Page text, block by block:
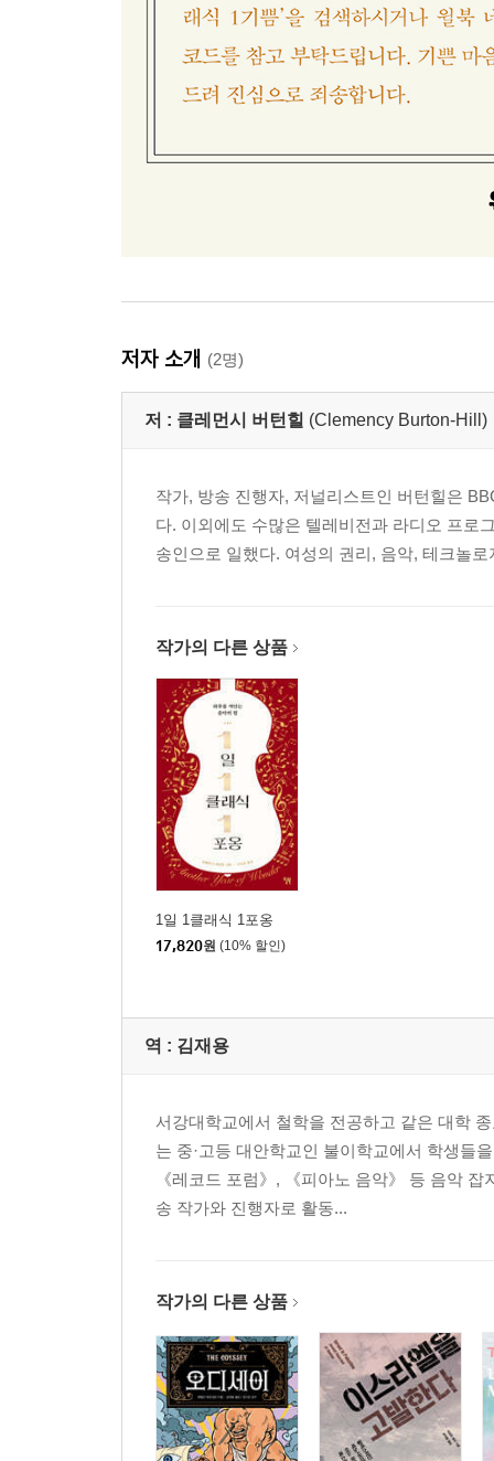
저자 소개 (2명)
저 : 클레먼시 버턴힐 (Clemency Burton-Hill)
작가, 방송 진행자, 저널리스트인 버턴힐은
다. 이외에도 수많은 텔레비전과 라디오 프로
송인으로 일했다. 여성의 권리, 음악, 테크놀
작가의 다른 상품
1일 1클래식 1포옹
17,820원 (10% 할인)
역 : 김재용
서강대학교에서 철학을 전공하고 같은 대학
는 중·고등 대안학교인 불이학교에서 학생들
《레코드 포럼》, 《피아노 음악》 등 음악
송 작가와 진행자로 활동...
작가의 다른 상품